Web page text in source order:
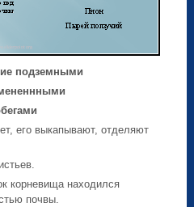
подземными
его выкапывают, отделяют
корневища находился
почвы.